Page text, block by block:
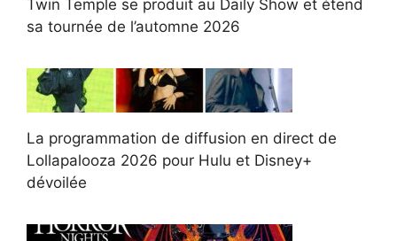
Twin Temple se produit au Daily Show et étend
sa tournée de l’automne 2026
La programmation de diffusion en direct de
Lollapalooza 2026 pour Hulu et Disney+
dévoilée